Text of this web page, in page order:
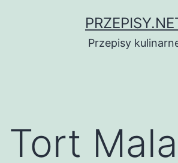
Przepisy
Tort